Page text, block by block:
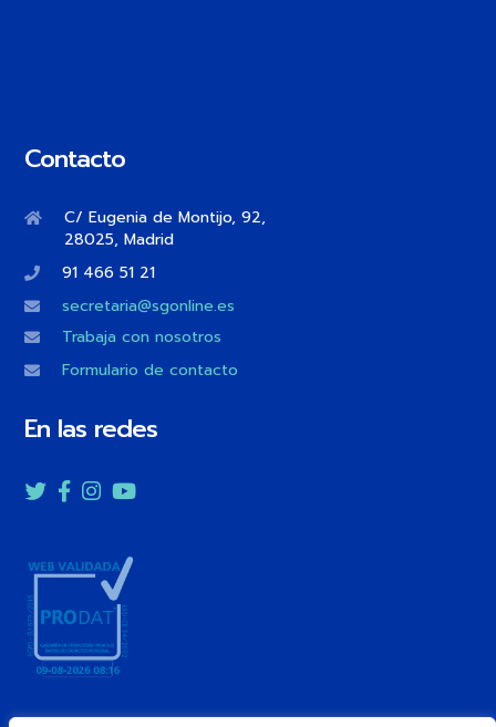
Contacto
C/ Eugenia de Montijo, 92,
28025, Madrid
91 466 51 21
secretaria@sgonline.es
Trabaja con nosotros
Formulario de contacto
En las redes
Twitter
Facebook
Instagram
YouTube